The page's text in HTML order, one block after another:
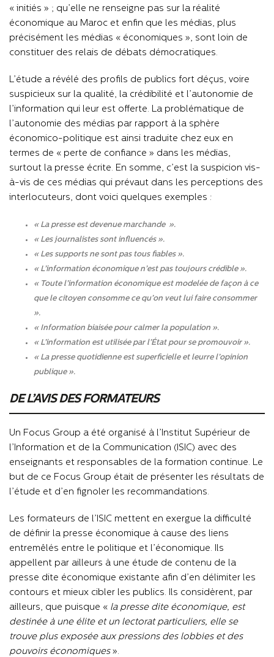
« initiés » ; qu’elle ne renseigne pas sur la réalité
économique au Maroc et enfin que les médias, plus
précisément les médias « économiques », sont loin de
constituer des relais de débats démocratiques.
L’étude a révélé des profils de publics fort déçus, voire
suspicieux sur la qualité, la crédibilité et l’autonomie de
l’information qui leur est offerte. La problématique de
l’autonomie des médias par rapport à la sphère
économico-politique est ainsi traduite chez eux en
termes de « perte de confiance » dans les médias,
surtout la presse écrite. En somme, c’est la suspicion vis-
à-vis de ces médias qui prévaut dans les perceptions des
interlocuteurs, dont voici quelques exemples :
« La presse est devenue marchande ».
« Les journalistes sont influencés ».
« Les supports ne sont pas tous fiables ».
« L’information économique n’est pas toujours crédible ».
« Toute l’information économique est modelée de façon à ce
que le citoyen consomme ce qu’on veut lui faire consommer
».
« Information biaisée pour calmer la population ».
« L’information est utilisée par l’État pour se promouvoir ».
« La presse quotidienne est superficielle et leurre l’opinion
publique ».
DE L’AVIS DES FORMATEURS
Un Focus Group a été organisé à l’Institut Supérieur de
l’Information et de la Communication (ISIC) avec des
enseignants et responsables de la formation continue. Le
but de ce Focus Group était de présenter les résultats de
l’étude et d’en fignoler les recommandations.
Les formateurs de l’ISIC mettent en exergue la difficulté
de définir la presse économique à cause des liens
entremêlés entre le politique et l’économique. Ils
appellent par ailleurs à une étude de contenu de la
presse dite économique existante afin d’en délimiter les
contours et mieux cibler les publics. Ils considèrent, par
ailleurs, que puisque « la presse dite économique, est
destinée à une élite et un lectorat particuliers, elle se
trouve plus exposée aux pressions des lobbies et des
pouvoirs économiques ».